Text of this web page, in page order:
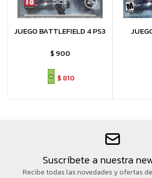
JUEGO BATTLEFIELD 4 PS3
$ 900
$810
Suscríbete a nuestra
Recibe todas las novedades y ofertas